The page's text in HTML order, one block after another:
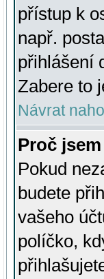
přístup k
např.
přihlášení
Zabere to
Návrat
Proč
Pokud
budete
vašeho
políčko,